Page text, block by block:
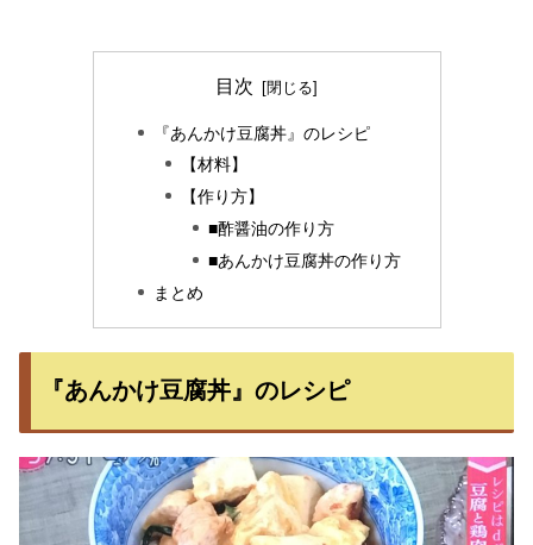
目次
『あんかけ豆腐丼』のレシピ
【材料】
【作り方】
■酢醤油の作り方
■あんかけ豆腐丼の作り方
まとめ
『あんかけ豆腐丼』のレシピ